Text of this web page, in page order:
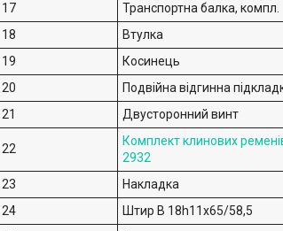
17
Транспортна балка, компл.
18
Втулка
19
Косинець
20
Подвійна відгинна
21
Двусторонний винт
22
Комплект клинових
2932
23 Накладка
24
Штир B 18h11x65/58,5